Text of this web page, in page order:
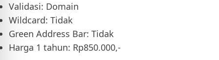
Validasi: Domain
Wildcard: Tidak
Green Address Bar: Tidak
Harga 1 tahun: Rp850.000,-